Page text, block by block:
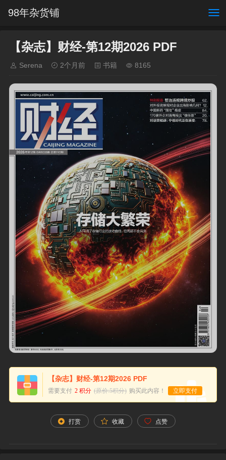
98年杂货铺
【杂志】财经-第12期2026 PDF
Serena 2个月前 书籍 8165
【杂志】财经-第12期2026 PDF
需要支付 2 积分 (原价:5积分) 购买此内容！ 立即支付
打赏 收藏 点赞